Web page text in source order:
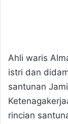
Ahli waris
istri dan
santunan
rincian